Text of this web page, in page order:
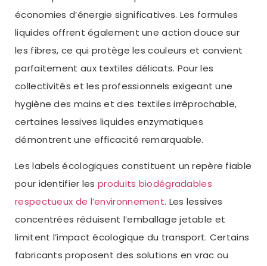
économies d’énergie significatives. Les formules
liquides offrent également une action douce sur
les fibres, ce qui protège les couleurs et convient
parfaitement aux textiles délicats. Pour les
collectivités et les professionnels exigeant une
hygiène des mains et des textiles irréprochable,
certaines lessives liquides enzymatiques
démontrent une efficacité remarquable.
Les labels écologiques constituent un repère fiable
pour identifier lesproduits biodégradables
respectueux de l’environnement. Les lessives
concentrées réduisent l’emballage jetable et
limitent l’impact écologique du transport. Certains
fabricants proposent des solutions en vrac ou